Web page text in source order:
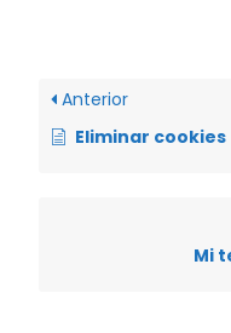
Anterior
Eliminar cookies
Mi